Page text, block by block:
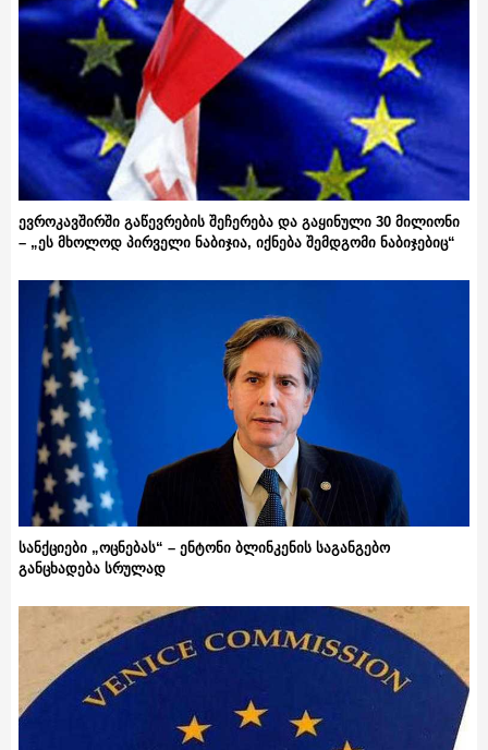
ევროკავშირში გაწევრების შეჩერება და გაყინული 30 მილიონი
– „ეს მხოლოდ პირველი ნაბიჯია, იქნება შემდგომი ნაბიჯებიც“
სანქციები „ოცნებას“ – ენტონი ბლინკენის საგანგებო
განცხადება სრულად